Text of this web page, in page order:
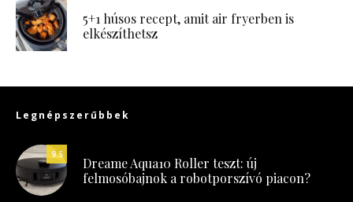
5+1 húsos recept, amit air fryerben is
elkészíthetsz
Legnépszerűbbek
9.5
Dreame Aqua10 Roller teszt: új
felmosóbajnok a robotporszívó piacon?